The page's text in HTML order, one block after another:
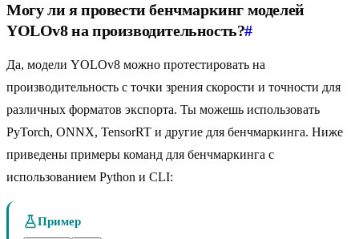
Могу ли я провести бенчмаркинг моделей
YOLOv8 на производительность?#
Да, модели YOLOv8 можно протестировать на
производительность с точки зрения скорости и точности для
различных форматов экспорта. Ты можешь использовать
PyTorch, ONNX, TensorRT и другие для бенчмаркинга. Ниже
приведены примеры команд для бенчмаркинга с
использованием Python и CLI:
Пример